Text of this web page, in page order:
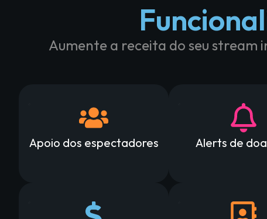
Aumente a receita do seu
Apoio dos espectadores Alerts de